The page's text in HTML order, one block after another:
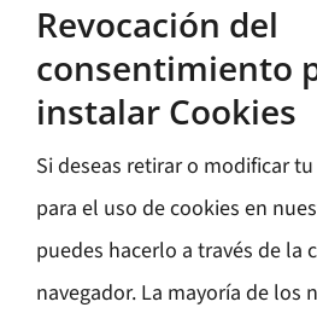
Revocación del
consentimiento
instalar Cookies
Si deseas retirar o modificar
para el uso de cookies en
puedes hacerlo a través de la
navegador. La mayoría de los